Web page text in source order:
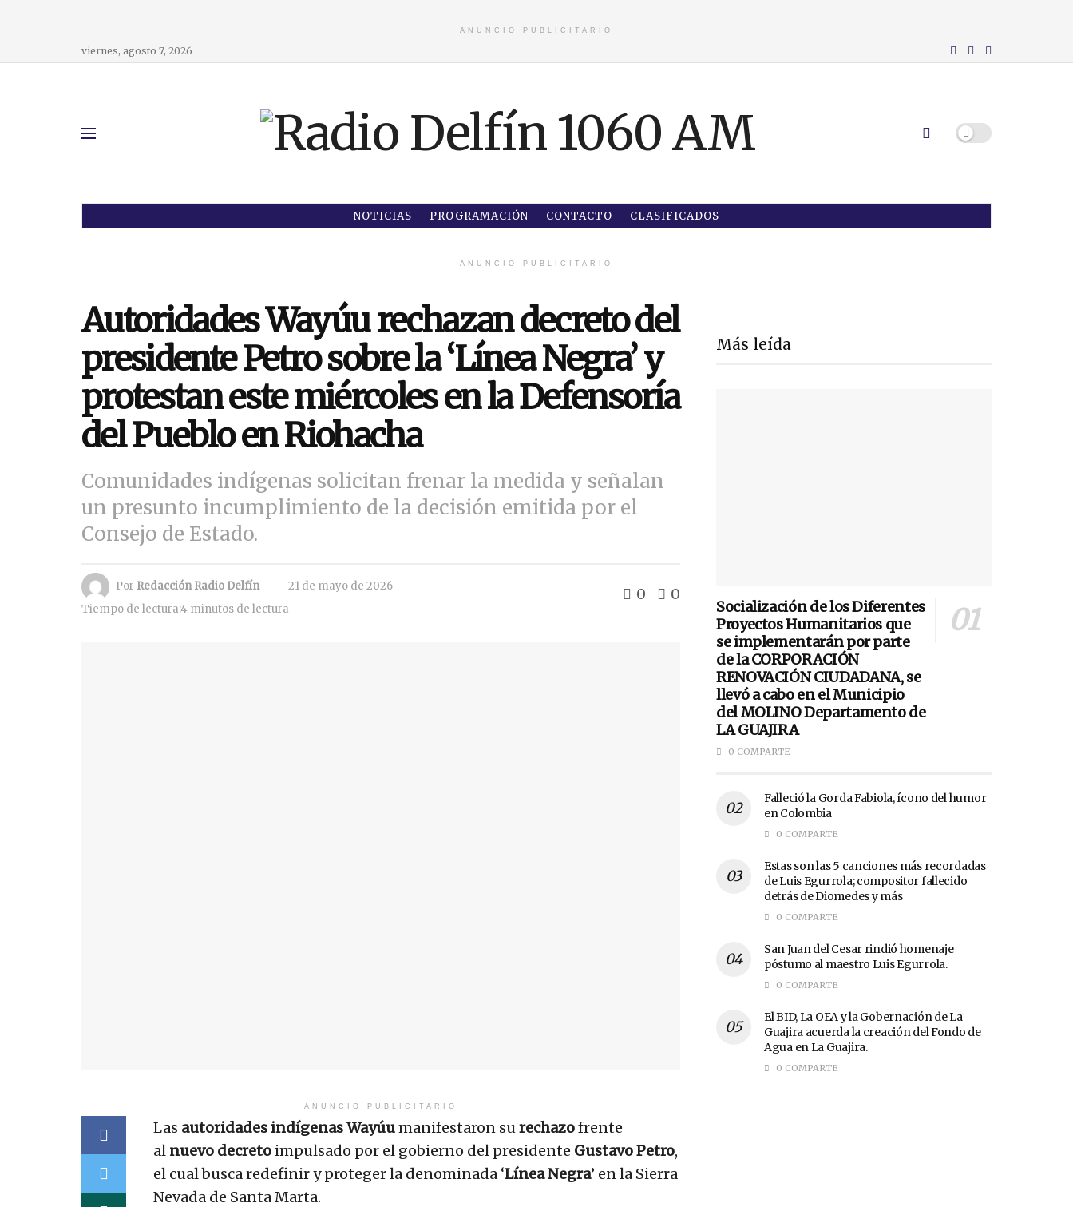
ANUNCIO PUBLICITARIO
viernes, agosto 7, 2026
NOTICIAS PROGRAMACIÓN CONTACTO CLASIFICADOS
ANUNCIO PUBLICITARIO
Autoridades Wayúu rechazan decreto del
presidente Petro sobre la ‘Línea Negra’ y
protestan este miércoles en la Defensoría
del Pueblo en Riohacha
Comunidades indígenas solicitan frenar la medida y señalan
un presunto incumplimiento de la decisión emitida por el
Consejo de Estado.
Por Redacción Radio Delfín
21 de mayo de 2026
Tiempo de lectura:4 minutos de lectura
0 0
ANUNCIO PUBLICITARIO
Las autoridades indígenas Wayúumanifestaron surechazofrente
al nuevo decreto impulsado por el gobierno del presidente Gustavo Petro,
el cual busca redefinir y proteger la denominada ‘Línea Negra’ en la Sierra
Nevada de Santa Marta.
Más leída
Socialización de los Diferentes
Proyectos Humanitarios que
se implementarán por parte
de la CORPORACIÓN
RENOVACIÓN CIUDADANA, se
llevó a cabo en el Municipio
del MOLINO Departamento de
LA GUAJIRA
0 COMPARTE
Falleció la Gorda Fabiola, ícono del humor
en Colombia
0 COMPARTE
Estas son las 5 canciones más recordadas
de Luis Egurrola; compositor fallecido
detrás de Diomedes y más
0 COMPARTE
San Juan del Cesar rindió homenaje
póstumo al maestro Luis Egurrola.
0 COMPARTE
El BID, La OEA y la Gobernación de La
Guajira acuerda la creación del Fondo de
Agua en La Guajira.
0 COMPARTE